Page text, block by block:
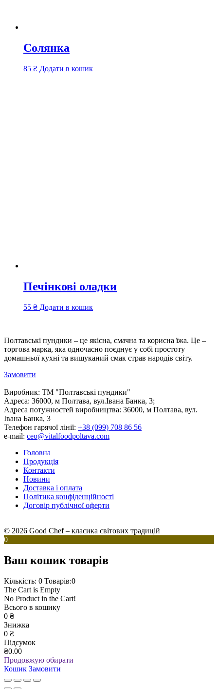
Солянка
85 ₴ Додати в кошик
Печінкові оладки
55 ₴ Додати в кошик
Полтавські пундики – це якісна, смачна та корисна їжа. Це –
торгова марка, яка одночасно поєднує у собі простоту
домашньої кухні та вишуканий смак страв народів світу.
Замовити
Виробник: ТМ "Полтавські пундики"
Адреса: 36000, м Полтава, вул.Івана Банка, 3;
Адреса потужностей виробництва: 36000, м Полтава, вул.
Івана Банка, 3
Телефон гарячої лінії: +38 (099) 708 86 56
e-mail: ceo@vitalfoodpoltava.com
Головна
Продукція
Контакти
Новини
Доставка і оплата
Політика конфіденційності
Договір публічної оферти
© 2026 Good Chef – класика світових традицій
0
Ваш кошик товарів
Кількість: 0 Товарів:0
The Cart is Empty
No Product in the Cart!
Всього в кошику
0 ₴
Знижка
0 ₴
Підсумок
₴0.00
Продовжую обирати
Кошик Замовити